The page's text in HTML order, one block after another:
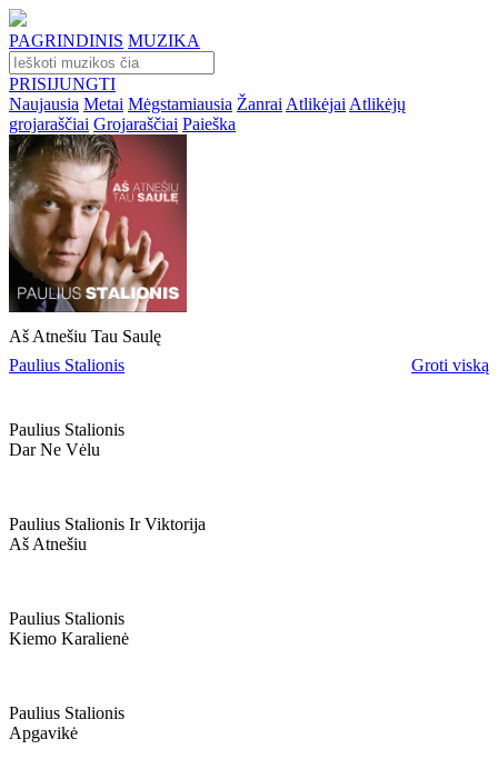
PAGRINDINIS MUZIKA
PRISIJUNGTI
Naujausia Metai Mėgstamiausia Žanrai Atlikėjai Atlikėjų
grojaraščiai Grojaraščiai Paieška
Aš Atnešiu Tau Saulę
Paulius Stalionis
Groti viską
Paulius Stalionis
Dar Ne Vėlu
Paulius Stalionis Ir Viktorija
Aš Atnešiu
Paulius Stalionis
Kiemo Karalienė
Paulius Stalionis
Apgavikė